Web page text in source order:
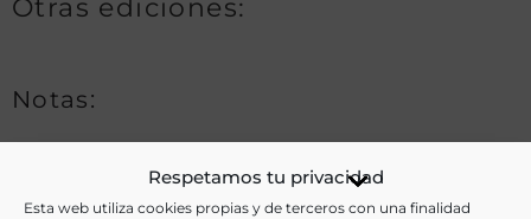
Respetamos tu privacidad
Esta web utiliza cookies propias y de terceros con una finalidad
Otras ediciones:
Notas:
Ver más libros de estas materias: